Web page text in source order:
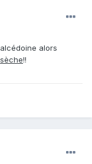
alors
sèche!!